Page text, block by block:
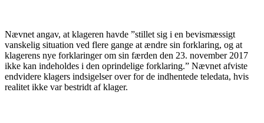
Nævnet angav, at klageren havde ”stillet sig i en bevismæssigt
vanskelig situation ved flere gange at ændre sin forklaring, og at
klagerens nye forklaringer om sin færden den 23. november 2017
ikke kan indeholdes i den oprindelige forklaring.” Nævnet afviste
endvidere klagers indsigelser over for de indhentede teledata, hvis
realitet ikke var bestridt af klager.